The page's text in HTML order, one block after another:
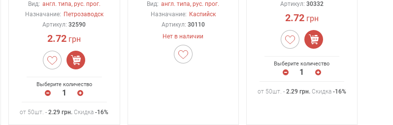
Вид: англ. типа, рус. прог.
Назначание: Петрозаводск
Артикул:32590
2.72 грн
Выберите количество
от 50шт. -2.29 грн. Скидка-16%
Вид: англ. типа, рус. прог.
Назначание: Каспийск
Артикул: 30110
Нет в наличии
Артикул: 30332
2.72грн
Выберите количество
от 50шт. - 2.29 грн.Скидка -16%